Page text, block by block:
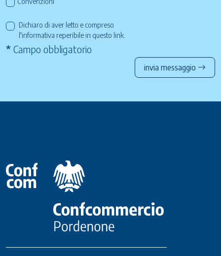
Dichiaro di aver letto e compreso
l'informativa reperibile in questo link
* Campo obbligatorio
invia messaggio